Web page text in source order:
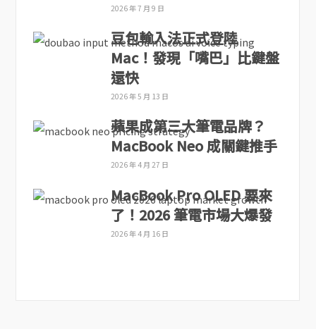
2026 年 7 月 9 日
豆包輸入法正式登陸
Mac！發現「嘴巴」比鍵盤
還快
2026 年 5 月 13 日
蘋果成第三大筆電品牌？
MacBook Neo 成關鍵推手
2026 年 4 月 27 日
MacBook Pro OLED 要來
了！2026 筆電市場大爆發
2026 年 4 月 16 日